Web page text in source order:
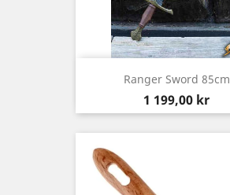
Ranger Sword 85cm
Pris
1 199,00 kr